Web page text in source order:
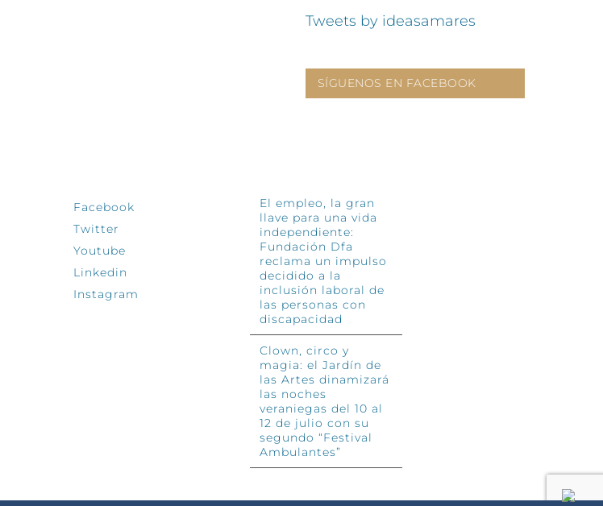
Tweets by ideasamares
SÍGUENOS EN FACEBOOK
Facebook
Twitter
Youtube
Linkedin
Instagram
El empleo, la gran
llave para una vida
independiente:
Fundación Dfa
reclama un impulso
decidido a la
inclusión laboral de
las personas con
discapacidad
Clown, circo y
magia: el Jardín de
las Artes dinamizará
las noches
veraniegas del 10 al
12 de julio con su
segundo “Festival
Ambulantes”